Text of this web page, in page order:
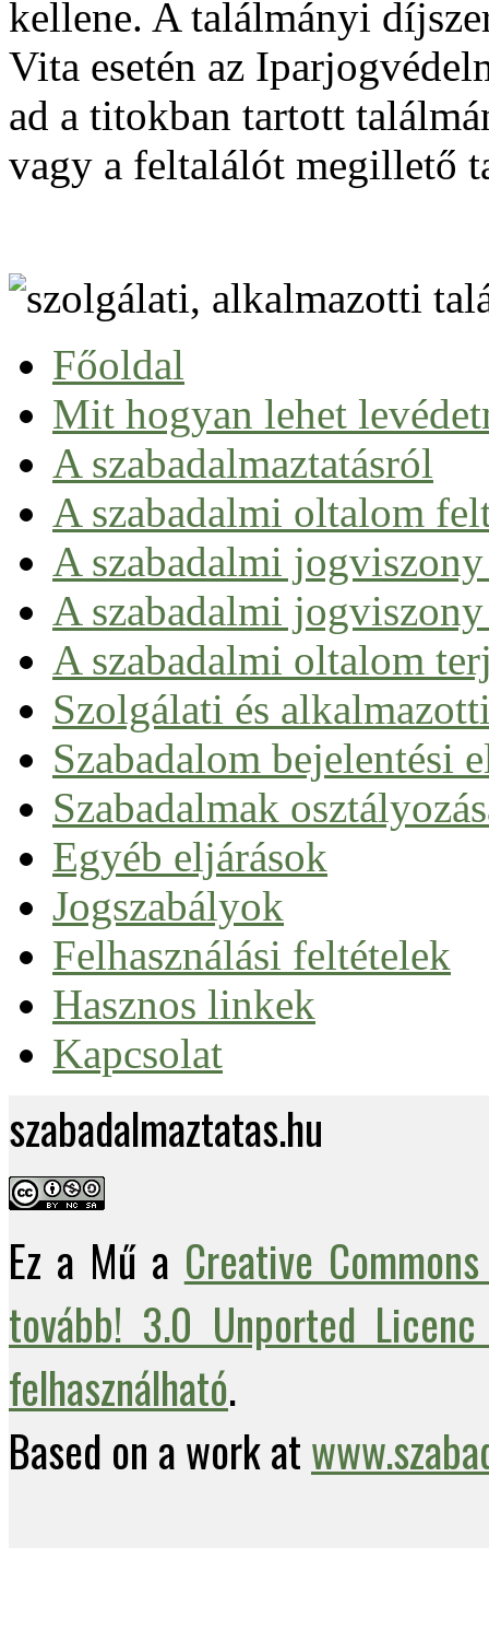
kellene. A találmányi
Vita esetén az
ad a titokban tartott
vagy a feltalálót megillető
Főoldal
Mit hogyan lehet
A szabadalmaztatásról
Szabadalom fogalma
Szabadalmi munka a gyakorlatban
A szabadalmi oltalom
Kizárások a szabadalmi oltalom alól
Szabadalmaztatható biotechnológiai találmány
A szabadalmi
A szabadalmi
A szabadalmi oltalom
Szolgálati és
Szabadalom bejelentési
Nemzeti úton
Európai szabadalom
Nemzetközi szabadalom (PCT)
Egységes szabadalom
Szabadalmak
Egyéb eljárások
Jogszabályok
Felhasználási feltételek
Hasznos linkek
Kapcsolat
szabadalmaztatas.hu
Ez a Mű a Creative
tovább! 3.0 Unported
felhasználható.
Based on a work at